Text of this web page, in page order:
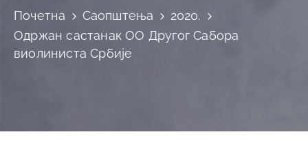
Милановац
Почетна Саопштења
2020.
Одржан састанак ОО Другог Сабора
виолиниста Србије